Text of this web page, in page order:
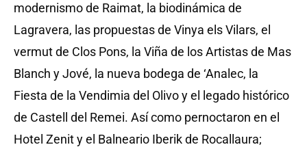
modernismo de Raimat, la biodinámica de
Lagravera, las propuestas de Vinya els Vilars, el
vermut de Clos Pons, la Viña de los Artistas de Mas
Blanch y Jové, la nueva bodega de ‘Analec, la
Fiesta de la Vendimia del Olivo y el legado histórico
de Castell del Remei. Así como pernoctaron en el
Hotel Zenit y el Balneario Iberik de Rocallaura;